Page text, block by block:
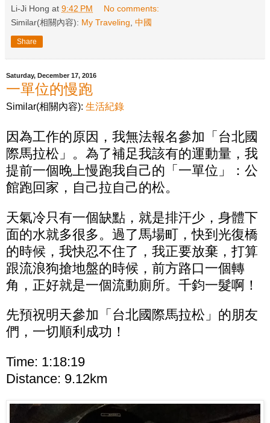
Li-Ji Hong at 9:42 PM
No comments:
Similar(相關內容): My Traveling, 中國
Share
Saturday, December 17, 2016
一單位的慢跑
Similar(相關內容): 生活紀錄
因為工作的原因，我無法報名參加「台北國
際馬拉松」。為了補足我該有的運動量，我
提前一個晚上慢跑我自己的「一單位」：公
館跑回家，自己拉自己的松。
天氣冷只有一個缺點，就是排汗少，身體下
面的水就多很多。過了馬場町，快到光復橋
的時候，我快忍不住了，我正要放棄，打算
跟流浪狗搶地盤的時候，前方路口一個轉
角，正好就是一個流動廁所。千鈞一髮啊！
先預祝明天參加「台北國際馬拉松」的朋友
們，一切順利成功！
Time: 1:18:19
Distance: 9.12km